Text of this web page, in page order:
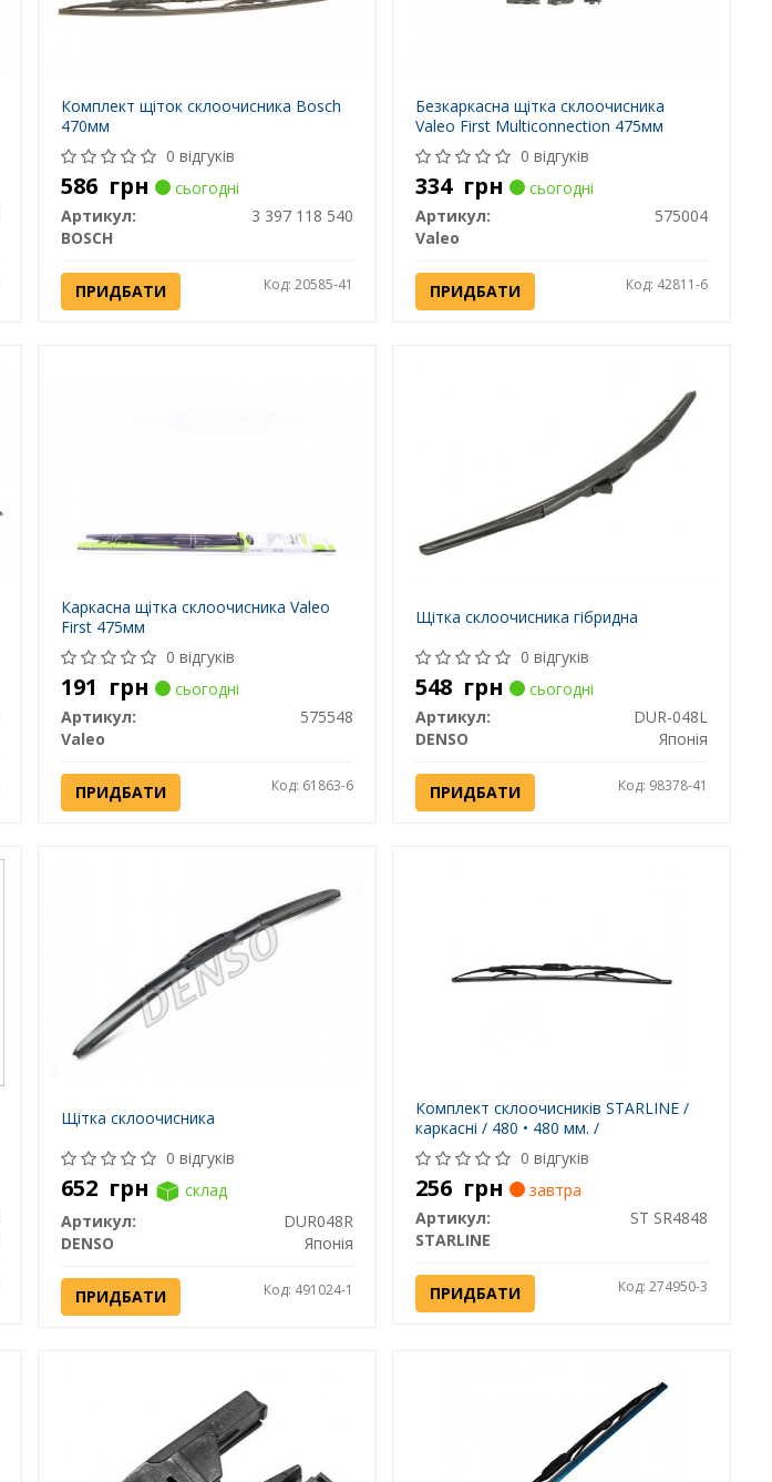
Комплект щіток склоочисника Bosch
470мм
0 відгуків
586 грн
сьогодні
Артикул:
3 397 118 540
BOSCH
ПРИДБАТИ Код: 20585-41
Безкаркасна щітка склоочисника
Valeo First Multiconnection 475мм
0 відгуків
334 грн
сьогодні
Артикул:
575004
Valeo
ПРИДБАТИ Код: 42811-6
Каркасна щітка склоочисника Valeo
First 475мм
0 відгуків
191 грн
сьогодні
Артикул:
575548
Valeo
ПРИДБАТИ Код: 61863-6
Щітка склоочисника гібридна
0 відгуків
548 грн
сьогодні
Артикул:
DUR-048L
DENSO
Японія
ПРИДБАТИ Код: 98378-41
Щітка склоочисника
0 відгуків
652 грн
склад
Артикул:
DUR048R
DENSO
Японія
ПРИДБАТИ Код: 491024-1
Комплект склоочисників STARLINE /
каркасні / 480 • 480 мм. /
0 відгуків
256 грн
завтра
Артикул:
ST SR4848
STARLINE
ПРИДБАТИ Код: 274950-3